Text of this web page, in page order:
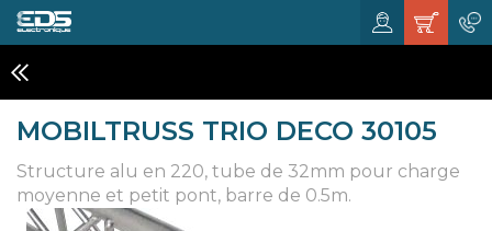
MOBILTRUSS TRIO DECO 30105
Structure alu en 220, tube de 32mm pour charge
moyenne et petit pont, barre de 0.5m.